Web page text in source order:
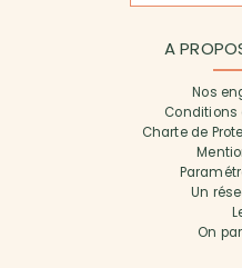
A
Nos
Conditions
Charte de
Un
On